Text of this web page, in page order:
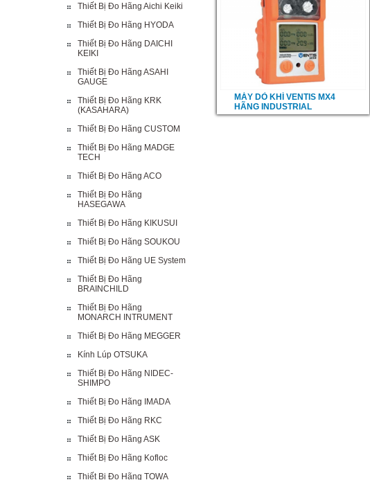
Thiết Bị Đo Hãng Aichi Keiki
Thiết Bị Đo Hãng HYODA
Thiết Bị Đo Hãng DAICHI
KEIKI
Thiết Bị Đo Hãng ASAHI
GAUGE
Thiết Bị Đo Hãng KRK
(KASAHARA)
Thiết Bị Đo Hãng CUSTOM
Thiết Bị Đo Hãng MADGE
TECH
Thiết Bị Đo Hãng ACO
Thiết Bị Đo Hãng
HASEGAWA
Thiết Bị Đo Hãng KIKUSUI
Thiết Bị Đo Hãng SOUKOU
Thiết Bị Đo Hãng UE System
Thiết Bị Đo Hãng
BRAINCHILD
Thiết Bị Đo Hãng
MONARCH INTRUMENT
Thiết Bị Đo Hãng MEGGER
Kính Lúp OTSUKA
Thiết Bị Đo Hãng NIDEC-
SHIMPO
Thiết Bị Đo Hãng IMADA
Thiết Bị Đo Hãng RKC
Thiết Bị Đo Hãng ASK
Thiết Bị Đo Hãng Kofloc
Thiết Bị Đo Hãng TOWA
MÁY DÒ KHÍ VENTIS MX4
HÃNG INDUSTRIAL